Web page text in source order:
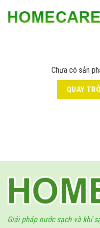
qua
Chưa có sản
QUAY
Giải pháp nước sạch và khí